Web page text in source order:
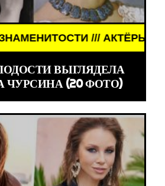
ТОГДА И СЕЙЧАС ///
ВЫГЛЯДЕЛА
(20 ФОТО)